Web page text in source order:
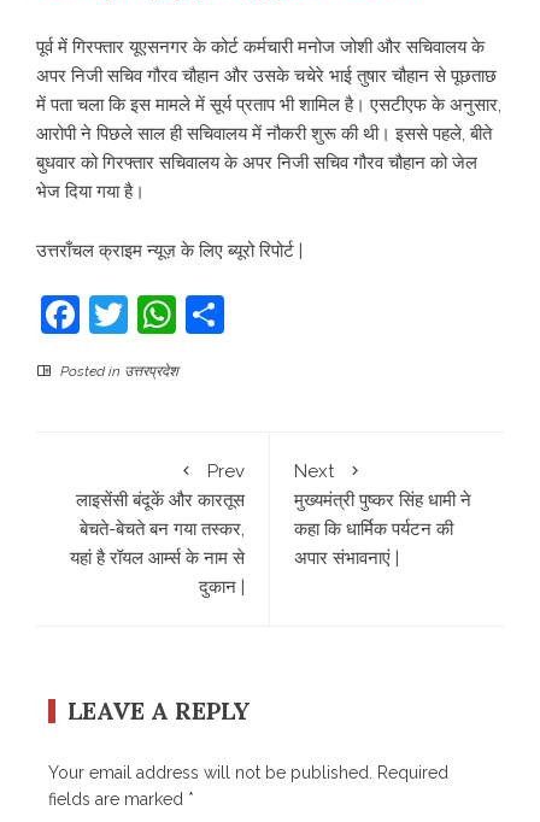
पूर्व में गिरफ्तार यूएसनगर के कोर्ट कर्मचारी मनोज जोशी और सचिवालय के
अपर निजी सचिव गौरव चौहान और उसके चचेरे भाई तुषार चौहान से पूछताछ
में पता चला कि इस मामले में सूर्य प्रताप भी शामिल है। एसटीएफ के अनुसार,
आरोपी ने पिछले साल ही सचिवालय में नौकरी शुरू की थी। इससे पहले, बीते
बुधवार को गिरफ्तार सचिवालय के अपर निजी सचिव गौरव चौहान को जेल
भेज दिया गया है।
उत्तराँचल क्राइम न्यूज़ के लिए ब्यूरो रिपोर्ट |
Facebook
TwitterWhatsApp
Posted in उत्तरप्रदेश
Prev
लाइसेंसी बंदूकें और कारतूस
बेचते-बेचते बन गया तस्कर,
यहां है रॉयल आर्म्स के नाम से
दुकान |
Next
मुख्यमंत्री पुष्कर सिंह धामी ने
कहा कि धार्मिक पर्यटन की
अपार संभावनाएं |
LEAVE A REPLY
Your email address will not be published.
Required
fields are marked *